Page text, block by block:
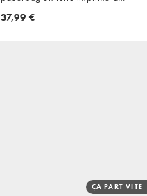
fleurs bleues
37,99 €
ÇA PART VITE